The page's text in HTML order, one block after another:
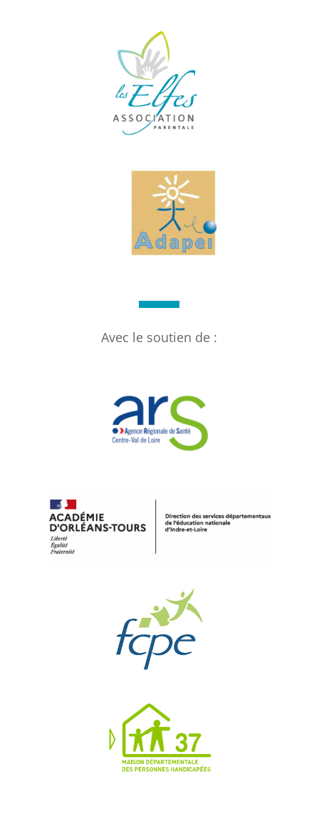
Avec le soutien de :